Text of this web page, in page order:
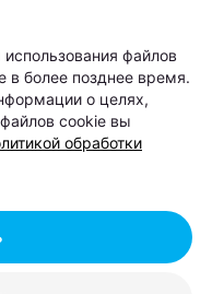
файлов
в более позднее время.
о целях,
cookie вы
обработки